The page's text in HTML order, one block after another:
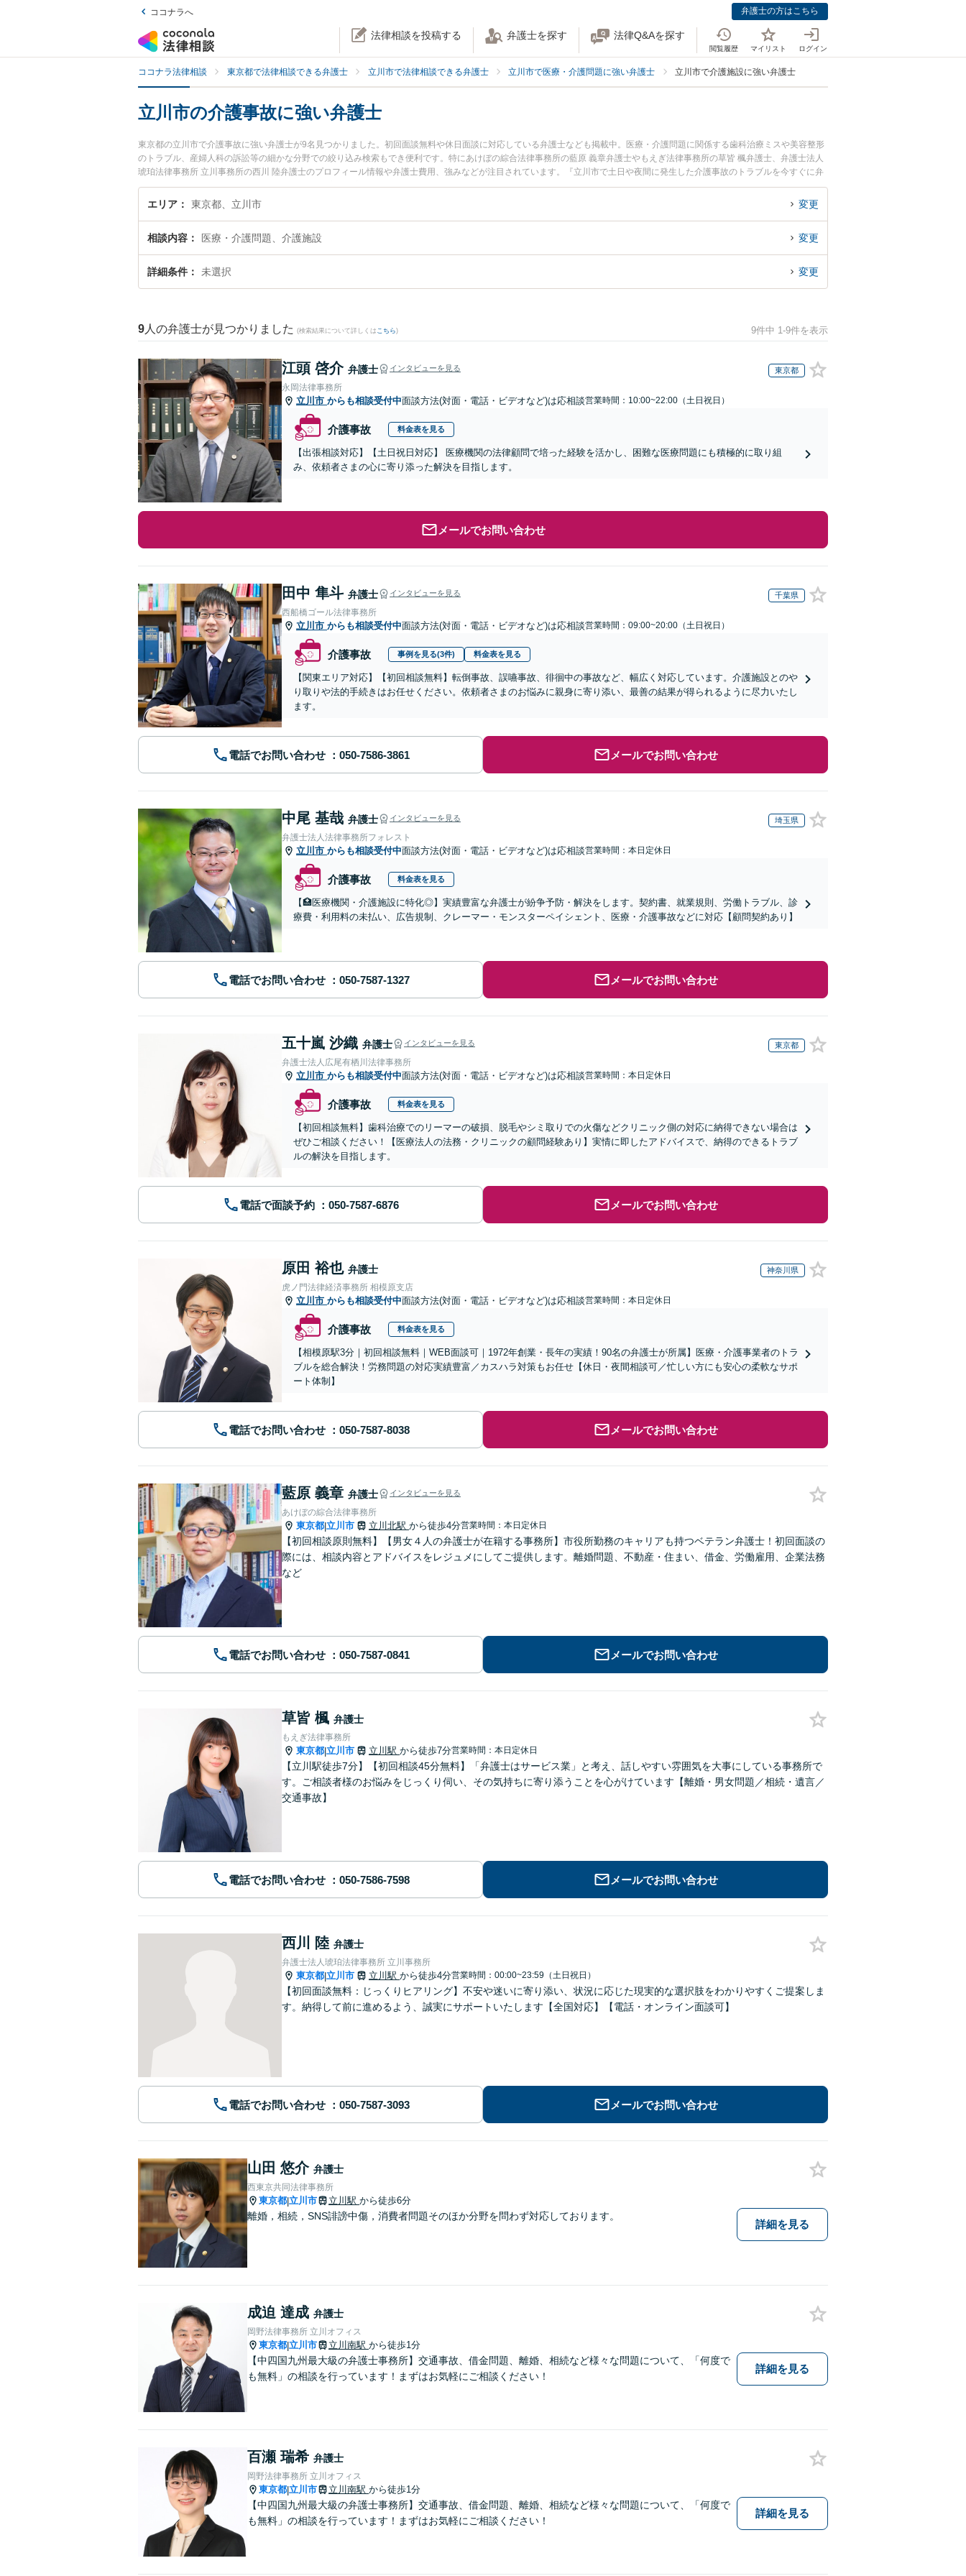
ココナラへ 弁護士の方はこちら
法律相談を投稿する 弁護士を探す 法律Q&Aを探す
閲覧履歴 マイリスト ログイン
ココナラ法律相談 東京都で法律相談できる弁護士 立川市で法律相談できる弁護士 立川市で医療・介護問題に強い弁護士 立川市で介護施設に強い弁護士
立川市の介護事故に強い弁護士
東京都の立川市で介護事故に強い弁護士が9名見つかりました。初回面談無料や休日面談に対応している弁護士なども掲載中。医療・介護問題に関係する歯科治療ミスや美容整形
のトラブル、産婦人科の訴訟等の細かな分野での絞り込み検索もでき便利です。特にあけぼの綜合法律事務所の藍原 義章弁護士やもえぎ法律事務所の草皆 楓弁護士、弁護士法人
琥珀法律事務所 立川事務所の西川 陸弁護士のプロフィール情報や弁護士費用、強みなどが注目されています。『立川市で土日や夜間に発生した介護事故のトラブルを今すぐに弁
護士に相談したい』『介護事故のトラブル解決の実績豊富な近くの弁護士を検索したい』『初回相談無料で介護事故を法律相談できる立川市内の弁護士に相談予約したい』などで
お困りの相談者さんにおすすめです。
エリア 東京都、立川市 変更
相談内容 医療・介護問題、介護施設 変更
詳細条件 未選択 変更
9 人の弁護士が見つかりました (検索結果について詳しくは こちら) 9件中 1-9件を表示
江頭 啓介 弁護士 インタビューを見る 東京都
永岡法律事務所
立川市 からも相談受付中面談方法(対面・電話・ビデオなど)は応相談営業時間：10:00~22:00（土日祝日）
介護事故 料金表を見る
【出張相談対応】【土日祝日対応】 医療機関の法律顧問で培った経験を活かし、困難な医療問題にも積極的に取り組
み、依頼者さまの心に寄り添った解決を目指します。
メールでお問い合わせ
田中 隼斗 弁護士 インタビューを見る 千葉県
西船橋ゴール法律事務所
立川市 からも相談受付中面談方法(対面・電話・ビデオなど)は応相談営業時間：09:00~20:00（土日祝日）
介護事故 事例を見る(3件) 料金表を見る
【関東エリア対応】【初回相談無料】転倒事故、誤嚥事故、徘徊中の事故など、幅広く対応しています。介護施設とのや
り取りや法的手続きはお任せください。依頼者さまのお悩みに親身に寄り添い、最善の結果が得られるように尽力いたし
ます。
電話でお問い合わせ メールでお問い合わせ
中尾 基哉 弁護士 インタビューを見る 埼玉県
弁護士法人法律事務所フォレスト
立川市 からも相談受付中面談方法(対面・電話・ビデオなど)は応相談営業時間：本日定休日
介護事故 料金表を見る
【🏥医療機関・介護施設に特化◎】実績豊富な弁護士が紛争予防・解決をします。契約書、就業規則、労働トラブル、診
療費・利用料の未払い、広告規制、クレーマー・モンスターペイシェント、医療・介護事故などに対応【顧問契約あり】
電話でお問い合わせ メールでお問い合わせ
五十嵐 沙織 弁護士 インタビューを見る 東京都
弁護士法人広尾有栖川法律事務所
立川市 からも相談受付中面談方法(対面・電話・ビデオなど)は応相談営業時間：本日定休日
介護事故 料金表を見る
【初回相談無料】歯科治療でのリーマーの破損、脱毛やシミ取りでの火傷などクリニック側の対応に納得できない場合は
ぜひご相談ください！【医療法人の法務・クリニックの顧問経験あり】実情に即したアドバイスで、納得のできるトラブ
ルの解決を目指します。
電話で面談予約 メールでお問い合わせ
原田 裕也 弁護士 神奈川県
虎ノ門法律経済事務所 相模原支店
立川市 からも相談受付中面談方法(対面・電話・ビデオなど)は応相談営業時間：本日定休日
介護事故 料金表を見る
【相模原駅3分｜初回相談無料｜WEB面談可｜1972年創業・長年の実績！90名の弁護士が所属】医療・介護事業者のトラ
ブルを総合解決！労務問題の対応実績豊富／カスハラ対策もお任せ【休日・夜間相談可／忙しい方にも安心の柔軟なサポ
ート体制】
電話でお問い合わせ メールでお問い合わせ
藍原 義章 弁護士 インタビューを見る
あけぼの綜合法律事務所
東京都|立川市 立川北駅 から徒歩4分営業時間：本日定休日
【初回相談原則無料】【男女４人の弁護士が在籍する事務所】市役所勤務のキャリアも持つベテラン弁護士！初回面談の
際には、相談内容とアドバイスをレジュメにしてご提供します。離婚問題、不動産・住まい、借金、労働雇用、企業法務
など
電話でお問い合わせ メールでお問い合わせ
草皆 楓 弁護士
もえぎ法律事務所
東京都|立川市 立川駅 から徒歩7分営業時間：本日定休日
【立川駅徒歩7分】【初回相談45分無料】「弁護士はサービス業」と考え、話しやすい雰囲気を大事にしている事務所で
す。ご相談者様のお悩みをじっくり伺い、その気持ちに寄り添うことを心がけています【離婚・男女問題／相続・遺言／
交通事故】
電話でお問い合わせ メールでお問い合わせ
西川 陸 弁護士
弁護士法人琥珀法律事務所 立川事務所
東京都|立川市 立川駅 から徒歩4分営業時間：00:00~23:59（土日祝日）
【初回面談無料：じっくりヒアリング】不安や迷いに寄り添い、状況に応じた現実的な選択肢をわかりやすくご提案しま
す。納得して前に進めるよう、誠実にサポートいたします【全国対応】【電話・オンライン面談可】
電話でお問い合わせ メールでお問い合わせ
山田 悠介 弁護士
西東京共同法律事務所
東京都|立川市 立川駅 から徒歩6分
離婚，相続，SNS誹謗中傷，消費者問題そのほか分野を問わず対応しております。
詳細を見る
成迫 達成 弁護士
岡野法律事務所 立川オフィス
東京都|立川市 立川南駅 から徒歩1分
【中四国九州最大級の弁護士事務所】交通事故、借金問題、離婚、相続など様々な問題について、「何度で
も無料」の相談を行っています！まずはお気軽にご相談ください！
詳細を見る
百瀬 瑞希 弁護士
岡野法律事務所 立川オフィス
東京都|立川市 立川南駅 から徒歩1分
【中四国九州最大級の弁護士事務所】交通事故、借金問題、離婚、相続など様々な問題について、「何度で
も無料」の相談を行っています！まずはお気軽にご相談ください！
詳細を見る